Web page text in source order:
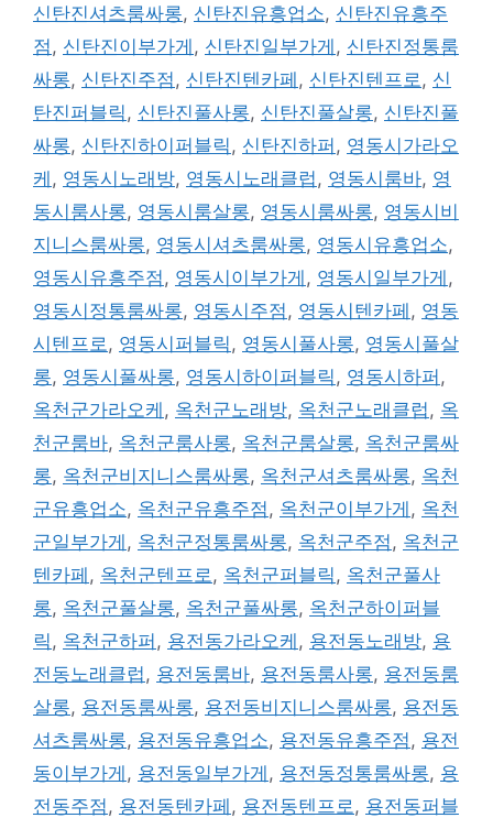
신탄진셔츠룸싸롱, 신탄진유흥업소, 신탄진유흥주
점 , 신탄진이부가게 , 신탄진일부가게 , 신탄진정통룸
싸롱, 신탄진주점 , 신탄진텐카페 , 신탄진텐프로 , 신
탄진퍼블릭 , 신탄진풀사롱, 신탄진풀살롱, 신탄진풀
싸롱, 신탄진하이퍼블릭 , 신탄진하퍼 , 영동시가라오
케 , 영동시노래방, 영동시노래클럽 , 영동시룸바, 영
동시룸사롱, 영동시룸살롱, 영동시룸싸롱, 영동시비
지니스룸싸롱, 영동시셔츠룸싸롱, 영동시유흥업소,
영동시유흥주점 , 영동시이부가게 , 영동시일부가게 ,
영동시정통룸싸롱, 영동시주점 , 영동시텐카페 , 영동
시텐프로 , 영동시퍼블릭 , 영동시풀사롱, 영동시풀살
롱, 영동시풀싸롱, 영동시하이퍼블릭 , 영동시하퍼 ,
옥천군가라오케 , 옥천군노래방, 옥천군노래클럽 , 옥
천군룸바, 옥천군룸사롱, 옥천군룸살롱, 옥천군룸싸
롱, 옥천군비지니스룸싸롱, 옥천군셔츠룸싸롱, 옥천
군유흥업소, 옥천군유흥주점 , 옥천군이부가게 , 옥천
군일부가게 , 옥천군정통룸싸롱, 옥천군주점 , 옥천군
텐카페 , 옥천군텐프로 , 옥천군퍼블릭 , 옥천군풀사
롱, 옥천군풀살롱, 옥천군풀싸롱, 옥천군하이퍼블
릭 , 옥천군하퍼 , 용전동가라오케 , 용전동노래방, 용
전동노래클럽 , 용전동룸바, 용전동룸사롱, 용전동룸
살롱, 용전동룸싸롱, 용전동비지니스룸싸롱, 용전동
셔츠룸싸롱, 용전동유흥업소, 용전동유흥주점 , 용전
동이부가게 , 용전동일부가게 , 용전동정통룸싸롱, 용
전동주점 , 용전동텐카페 , 용전동텐프로 , 용전동퍼블